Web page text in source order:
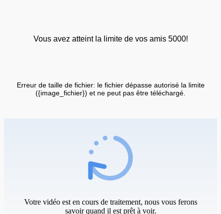
Vous avez atteint la limite de vos amis 5000!
Erreur de taille de fichier: le fichier dépasse autorisé la limite
({image_fichier}) et ne peut pas être téléchargé.
Votre vidéo est en cours de traitement, nous vous ferons
savoir quand il est prêt à voir.